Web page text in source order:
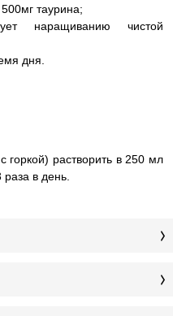
таурина;
наращиванию чистой
дня.
растворить в 250 мл
в день.